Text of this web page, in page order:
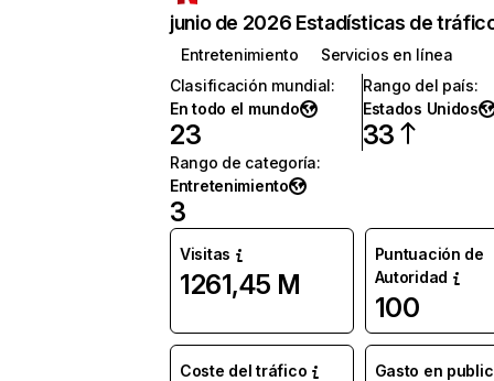
junio de 2026 Estadísticas de
Entretenimiento
Servicios en línea
Clasificación mundial:
En todo el mundo
23
Rango del país:
Estados Unidos
33
Rango de categoría:
Entretenimiento
3
Visitas
1261,45 M
Puntuación de
Autoridad
100
Coste del tráfico Gasto en